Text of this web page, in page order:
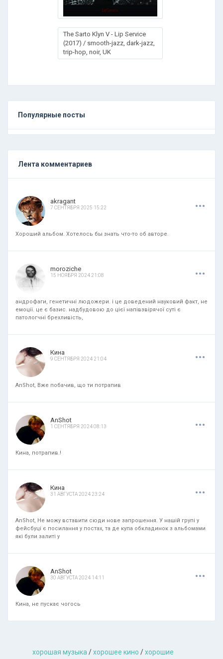
The Sarto Klyn V - Lip Service
(2017) / smooth-jazz, dark-jazz,
trip-hop, noir, UK
Популярные посты
Лента комментариев
akragant
7 СЕНТЯБРЯ 2025 15:22 ...
Хороший альбом. Хотелось бы знать что-то об авторе.
moroziche
15 НОЯБРЯ 2024 21:08 ...
андрофаги, генетичні людожери. і це доведений науковий факт, не
емоції. це є базис. надбудовою до цієї напівзвірячої суті є
патологчні брехливість,
Кина
9 СЕНТЯБРЯ 2024 21:04 ...
AnShot, Вже побачив, що ти потрапив
AnShot
1 СЕНТЯБРЯ 2024 08:13 ...
Кина, потрапив.!
Кина
31 АВГУСТА 2024 23:24 ...
AnShot, Не можу вставити сюди нове запрошення. У нашій групі у
фейсбуці є посилання у постах, та де купа обкладинок з альбомами
які були залиті у
AnShot
30 АВГУСТА 2024 14:11 ...
Кина, не пускає чогось
хорошая музыкa /хорошее кино /хорошие